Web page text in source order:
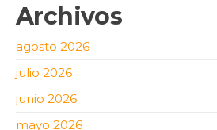
Archivos
agosto 2026
julio 2026
junio 2026
mayo 2026